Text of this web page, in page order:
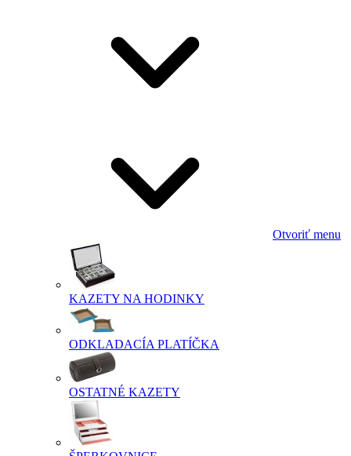
Otvoriť menu
KAZETY NA HODINKY
ODKLADACÍA PLATÍČKA
OSTATNÉ KAZETY